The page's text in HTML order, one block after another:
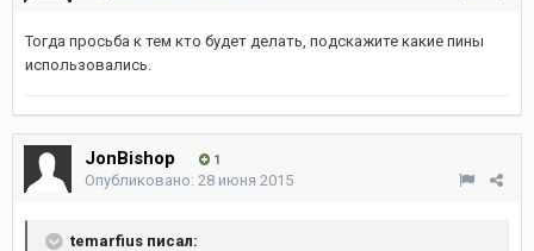
Тогда просьба к тем кто будет делать, подскажите какие пины
использовались.
JonBishop 1
Опубликовано: 28 июня 2015
temarfius писал: